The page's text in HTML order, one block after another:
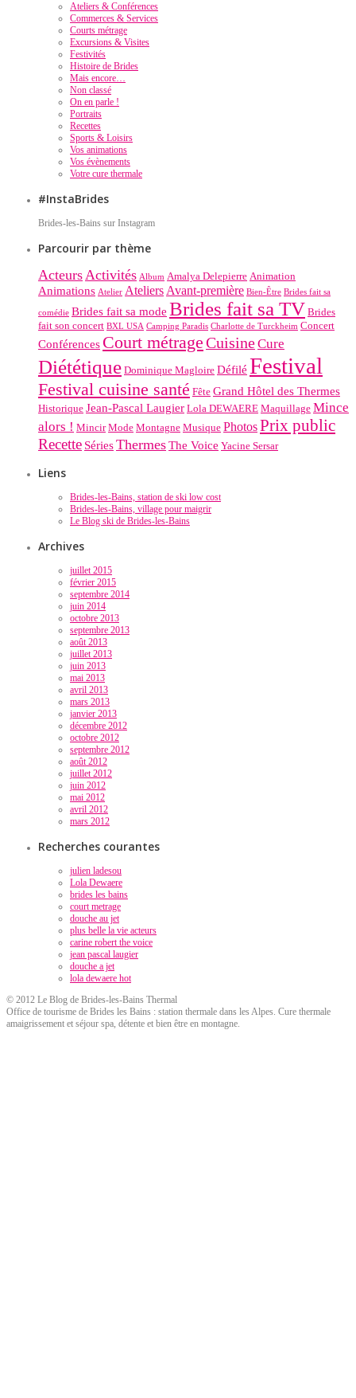
Ateliers & Conférences
Commerces & Services
Courts métrage
Excursions & Visites
Festivités
Histoire de Brides
Mais encore…
Non classé
On en parle !
Portraits
Recettes
Sports & Loisirs
Vos animations
Vos évènements
Votre cure thermale
#InstaBrides
Brides-les-Bains sur Instagram
Parcourir par thème
ActeursActivités Album Amalya Delepierre Animation
Animations Atelier AteliersAvant-première Bien-Être Brides fait sa
comédie Brides fait sa mode Brides fait sa TV Brides
fait son concert BXL USA Camping Paradis Charlotte de Turckheim Concert
Conférences Court métrageCuisineCure
Diététique Dominique Magloire Défilé Festival
Festival cuisine santé Fête Grand Hôtel des Thermes
Historique Jean-Pascal Laugier Lola DEWAERE Maquillage Mince
alors ! Mincir Mode Montagne Musique PhotosPrix public
Recette SériesThermesThe Voice Yacine Sersar
Liens
Brides-les-Bains, station de ski low cost
Brides-les-Bains, village pour maigrir
Le Blog ski de Brides-les-Bains
Archives
juillet 2015
février 2015
septembre 2014
juin 2014
octobre 2013
septembre 2013
août 2013
juillet 2013
juin 2013
mai 2013
avril 2013
mars 2013
janvier 2013
décembre 2012
octobre 2012
septembre 2012
août 2012
juillet 2012
juin 2012
mai 2012
avril 2012
mars 2012
Recherches courantes
julien ladesou
Lola Dewaere
brides les bains
court metrage
douche au jet
plus belle la vie acteurs
carine robert the voice
jean pascal laugier
douche a jet
lola dewaere hot
© 2012 Le Blog de Brides-les-Bains Thermal
Office de tourisme de Brides les Bains : station thermale dans les Alpes. Cure thermale
amaigrissement et séjour spa, détente et bien être en montagne.